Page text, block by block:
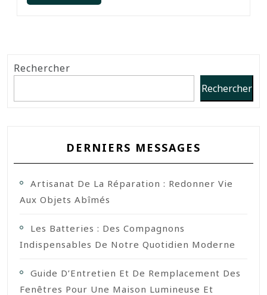
Rechercher
Rechercher
DERNIERS MESSAGES
Artisanat De La Réparation : Redonner Vie
Aux Objets Abîmés
Les Batteries : Des Compagnons
Indispensables De Notre Quotidien Moderne
Guide D’Entretien Et De Remplacement Des
Fenêtres Pour Une Maison Lumineuse Et